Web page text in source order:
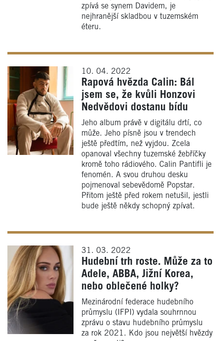
zpívá se synem Davidem, je
nejhranější skladbou v tuzemském
éteru.
10. 04. 2022
Rapová hvězda Calin: Bál
jsem se, že kvůli Honzovi
Nedvědovi dostanu bídu
Jeho album právě v digitálu drtí, co
může. Jeho písně jsou v trendech
ještě předtím, než vyjdou. Zcela
opanoval všechny tuzemské žebříčky
kromě toho rádiového. Calin Pantifli je
fenomén. A svou druhou desku
pojmenoval sebevědomě Popstar.
Přitom ještě před rokem netušil, jestli
bude ještě někdy schopný zpívat.
31. 03. 2022
Hudební trh roste. Může za to
Adele, ABBA, Jižní Korea,
nebo oblečené holky?
Mezinárodní federace hudebního
průmyslu (IFPI) vydala souhrnnou
zprávu o stavu hudebního průmyslu
za rok 2021. Kdo jsou největší hvězdy